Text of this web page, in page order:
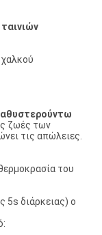
ζωές των
τις απώλειες.
του
5s διάρκειας) ο